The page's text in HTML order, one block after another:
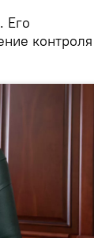
Его
контроля